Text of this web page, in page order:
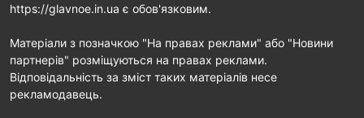
https://glavnoe.in.ua є обов'язковим.
Матеріали з позначкою "На правах реклами" або "Новини
партнерів" розміщуються на правах реклами.
Відповідальність за зміст таких матеріалів несе
рекламодавець.